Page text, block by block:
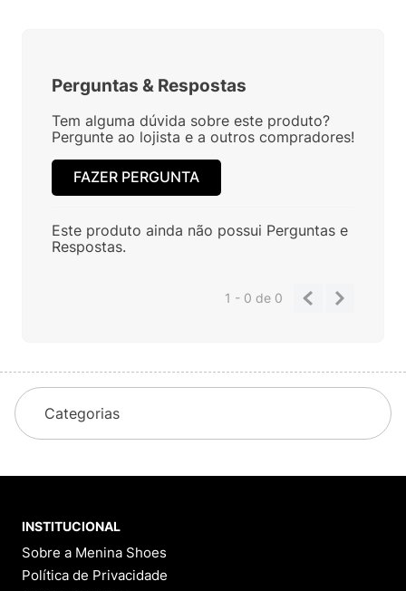
Perguntas & Respostas
Tem alguma dúvida sobre este produto?
Pergunte ao lojista e a outros compradores!
FAZER PERGUNTA
Este produto ainda não possui Perguntas e
Respostas.
1 - 0de 0
Categorias
INSTITUCIONAL
Sobre a Menina Shoes
Política de Privacidade